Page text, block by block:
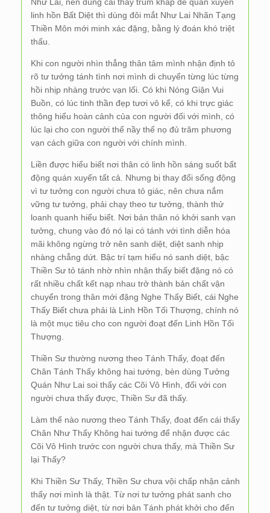
linh hồn Bất Diệt thì dùng đôi mắt Như Lai Nhãn Tạng
Thiền Môn mới minh xác đặng, bằng lý đoán khó triệt
thấu.
Khi con người nhìn thẳng thân tâm mình nhận định tỏ
rõ tư tưởng tánh tình nơi mình di chuyển từng lúc từng
hồi nhịp nhàng trước vạn lối. Có khi Nóng Giận Vui
Buồn, có lúc tinh thần đẹp tươi vô kể, có khi trực giác
thông hiểu hoàn cảnh của con người đối với mình, có
lúc lại cho con người thế nầy thế nọ đủ trăm phương
vạn cách giữa con người với chính mình.
Liền được hiểu biết nơi thân có linh hồn sáng suốt bất
động quán xuyến tất cả. Nhưng bị thay đổi sống động
vì tư tưởng con người chưa tỏ giác, nên chưa nắm
vững tư tưởng, phải chạy theo tư tưởng, thành thử
loanh quanh hiểu biết. Nơi bản thân nó khởi sanh vạn
tưởng, chung vào đó nó lại có tánh với tình diễn hóa
mãi không ngừng trở nên sanh diệt, diệt sanh nhịp
nhàng chẳng dứt. Bậc trí tạm hiểu nó sanh diệt, bậc
Thiền Sư tỏ tánh nhờ nhìn nhận thấy biết đặng nó có
rất nhiều chất kết nạp nhau trở thành bản chất vận
chuyển trong thân mới đặng Nghe Thấy Biết, cái Nghe
Thấy Biết chưa phải là Linh Hồn Tối Thượng, chính nó
là một mục tiêu cho con người đoạt đến Linh Hồn Tối
Thượng.
Thiền Sư thường nương theo Tánh Thấy, đoạt đến
Chân Tánh Thấy không hai tướng, bèn dùng Tưởng
Quán Như Lai soi thấy các Cõi Vô Hình, đối với con
người chưa thấy được, Thiền Sư đã thấy.
Làm thế nào nương theo Tánh Thấy, đoạt đến cái thấy
Chân Như Thấy Không hai tướng để nhận được các
Cõi Vô Hình trước con người chưa thấy, mà Thiền Sư
lại Thấy?
Khi Thiền Sư Thấy, Thiền Sư chưa vội chấp nhận cảnh
thấy nơi mình là thật. Từ nơi tư tưởng phát sanh cho
đến tư tưởng diệt, từ nơi bản Tánh phát khởi cho đến